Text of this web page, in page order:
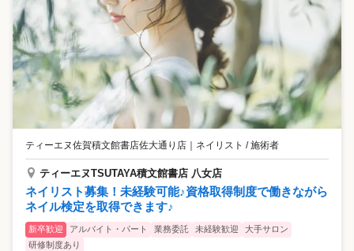
ティーエヌ佐賀積文館書店佐大通り店 ｜ ネイリスト / 施術者
ティーエヌTSUTAYA積文館書店 八女店
ネイリスト募集！未経験可能♪資格取得制度で働きながら
ネイル検定を取得できます♪
新卒歓迎 アルバイト・パート 業務委託 未経験歓迎
大手サロン
研修制度あり